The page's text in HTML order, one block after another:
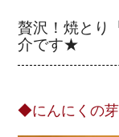
贅沢！焼とり
介です★
◆にんにくの